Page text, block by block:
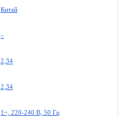
Китай
–
2,34
2,34
1~, 220-240 В, 50 Гц